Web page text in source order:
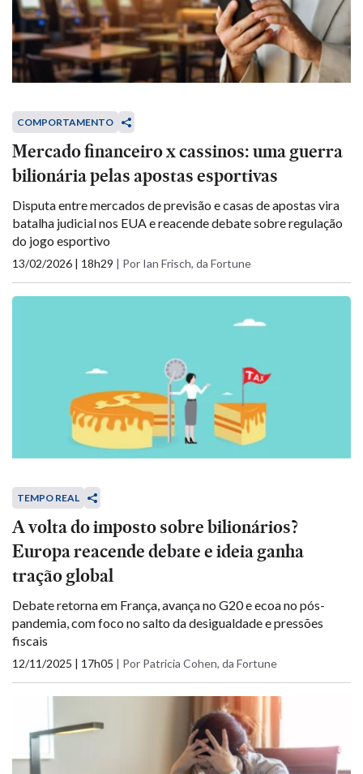
COMPORTAMENTO
Mercado financeiro x cassinos: uma guerra
bilionária pelas apostas esportivas
Disputa entre mercados de previsão e casas de apostas vira
batalha judicial nos EUA e reacende debate sobre regulação
do jogo esportivo
13/02/2026 | 18h29 | Por Ian Frisch, da Fortune
TEMPO REAL
A volta do imposto sobre bilionários?
Europa reacende debate e ideia ganha
tração global
Debate retorna em França, avança no G20 e ecoa no pós-
pandemia, com foco no salto da desigualdade e pressões
fiscais
12/11/2025 | 17h05 | Por Patricia Cohen, da Fortune